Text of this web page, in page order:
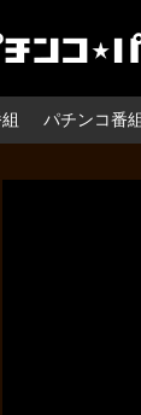
パチンコ番組